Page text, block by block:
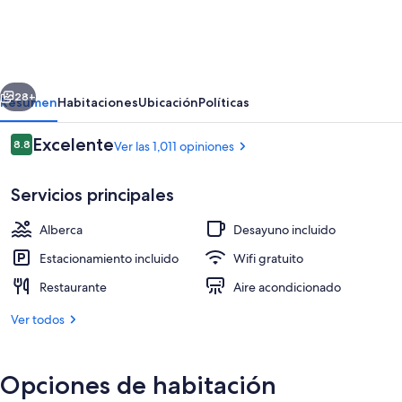
y
Restaurante
Desayuno a la carta incluido todos los
Siguiente
28+
ResumenHabitacionesUbicaciónPolíticas
Opiniones
8.88.8 de 10,
ExcelenteVer las 1,011 opiniones
Servicios principales
Alberca
Desayuno incluido
Estacionamiento incluido
Wifi gratuito
Restaurante
Aire acondicionado
Ver todos
Opciones de habitación